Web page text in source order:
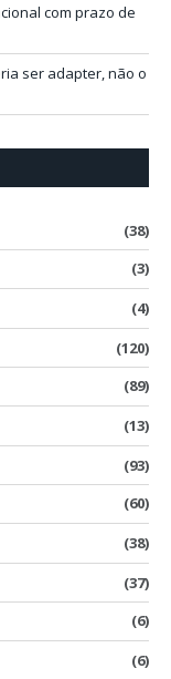
com prazo de
ser adapter, não o
(38)
(3)
(4)
(120)
(89)
(13)
(93)
(60)
(38)
(37)
(6)
(6)